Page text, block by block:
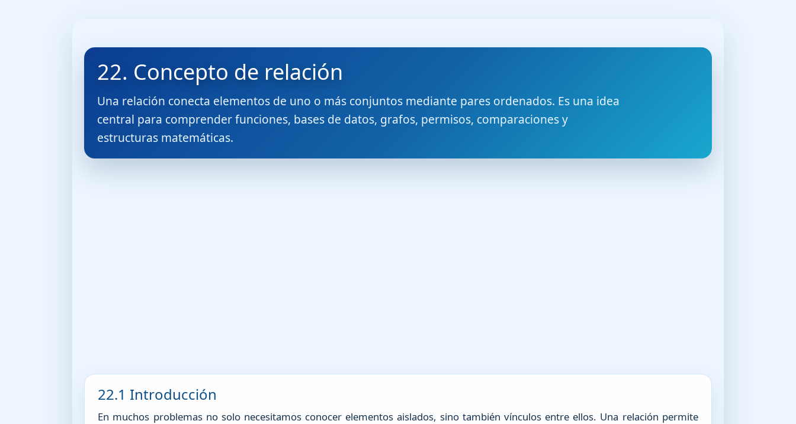
22. Concepto de relación
Una relación conecta elementos de uno o más conjuntos mediante pares ordenados. Es una idea
central para comprender funciones, bases de datos, grafos, permisos, comparaciones y
estructuras matemáticas.
22.1 Introducción
En muchos problemas no solo necesitamos conocer elementos aislados, sino también vínculos entre ellos. Una relación permite